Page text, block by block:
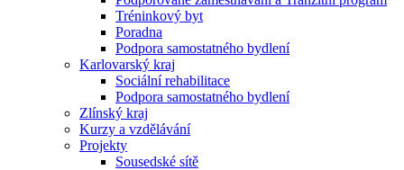
Tréninkový byt
Poradna
Podpora samostatného bydlení
Karlovarský kraj
Sociální rehabilitace
Podpora samostatného bydlení
Zlínský kraj
Kurzy a vzdělávání
Projekty
Sousedské sítě